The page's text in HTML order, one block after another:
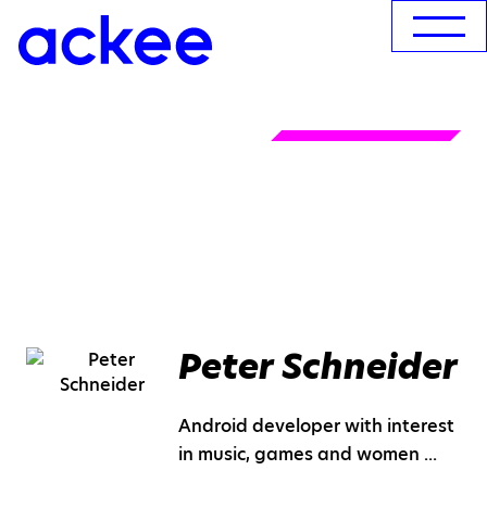
Peter Schneider
Android developer with interest
in music, games and women ...